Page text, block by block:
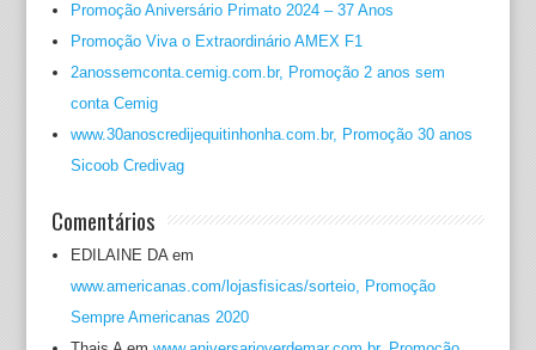
Promoção Aniversário Primato 2024 – 37 Anos
Promoção Viva o Extraordinário AMEX F1
2anossemconta.cemig.com.br, Promoção 2 anos sem
conta Cemig
www.30anoscredijequitinhonha.com.br, Promoção 30 anos
Sicoob Credivag
Comentários
EDILAINE DAem
www.americanas.com/lojasfisicas/sorteio, Promoção
Sempre Americanas 2020